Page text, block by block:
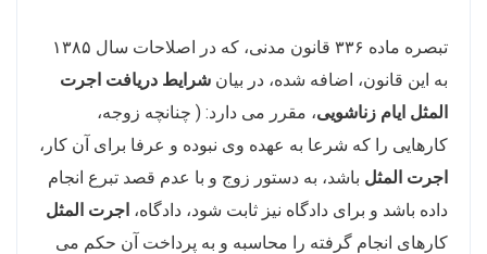
تبصره ماده ۳۳۶ قانون مدنی، که در اصلاحات سال ۱۳۸۵
به این قانون، اضافه شده، در بیان شرایط دریافت اجرت
المثل ایام زناشویی، مقرر می دارد: ( چنانچه زوجه،
کارهایی را که شرعا به عهده وی نبوده و عرفا برای آن کار،
اجرت المثل باشد، به دستور زوج و با عدم قصد تبرع انجام
داده باشد و برای دادگاه نیز ثابت شود، دادگاه، اجرت المثل
کارهای انجام گرفته را محاسبه و به پرداخت آن حکم می